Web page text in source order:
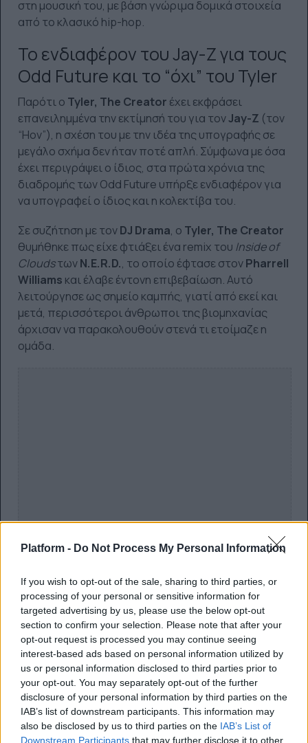
Platform - Do Not Process My Personal Information
If you wish to opt-out of the sale, sharing to third parties, or
processing of your personal or sensitive information for
targeted advertising by us, please use the below opt-out
section to confirm your selection. Please note that after your
opt-out request is processed you may continue seeing
interest-based ads based on personal information utilized by
us or personal information disclosed to third parties prior to
your opt-out. You may separately opt-out of the further
disclosure of your personal information by third parties on the
IAB’s list of downstream participants. This information may
also be disclosed by us to third parties on the IAB’s List of
Downstream Participants that may further disclose it to other
στη μουσική του, με βάση γνώριμα δομικά στοιχεία
από το κλασικό hip-hop.
Το ενδιαφέρον του Jay-Z για τους
Odd Future και το “όχι” του Tyler
Παρότι ο Tyler, The Creator έχει εκφράσει
επανειλημμένα την εκτίμησή του για τονJay-Z (τον
“Hov”), η σχέση του με την ιδέα της υπογραφής σε
μεγάλο σχήμα δεν ήταν ποτέ απλή. Σύμφωνα με όσα
έχει περιγράψει ο ίδιος, στα πρώτα χρόνια της
διαδρομής των Odd Future υπήρξε ενδιαφέρον για
να υπογραφεί ο ίδιος και η κολεκτίβα του.
Σε συζήτηση με τονDJ Drama, ο Tyler, The Creator
θυμήθηκε πως είχε φτιάξει ένα remix του Inside of
CloudsτωνN.E.R.D., το οποίο έφτασε στονPharrell
Williams και έλαβε έντονη επιβεβαίωση. Αυτό
λειτούργησε ως σημείο καμπής, γιατί από εκεί και
μετά, περισσότεροι άνθρωποι της βιομηχανίας
άρχισαν να παρακολουθούν στενά τι ετοίμαζε η
ομάδα.